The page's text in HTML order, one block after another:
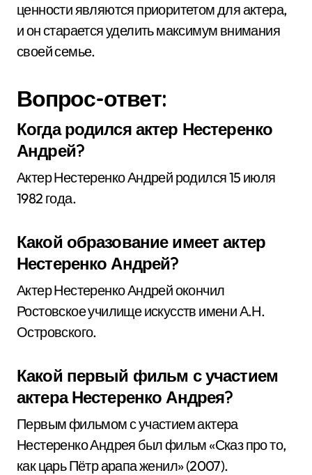
ценности являются приоритетом для актера,
и он старается уделить максимум внимания
своей семье.
Вопрос-ответ:
Когда родился актер Нестеренко
Андрей?
Актер Нестеренко Андрей родился 15 июля
1982 года.
Какой образование имеет актер
Нестеренко Андрей?
Актер Нестеренко Андрей окончил
Ростовское училище искусств имени А.Н.
Островского.
Какой первый фильм с участием
актера Нестеренко Андрея?
Первым фильмом с участием актера
Нестеренко Андрея был фильм «Сказ про то,
как царь Пётр арапа женил» (2007).